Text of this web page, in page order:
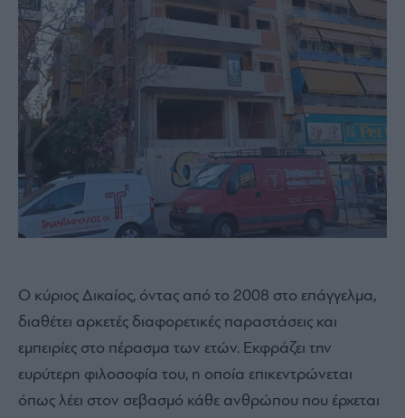
Ο κύριος Δικαίος, όντας από το 2008 στο επάγγελμα,
διαθέτει αρκετές διαφορετικές παραστάσεις και
εμπειρίες στο πέρασμα των ετών. Εκφράζει την
ευρύτερη φιλοσοφία του, η οποία επικεντρώνεται
όπως λέει στον σεβασμό κάθε ανθρώπου που έρχεται